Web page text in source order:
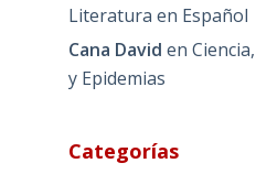
Literatura en Español
Cana David en
y Epidemias
Categorías